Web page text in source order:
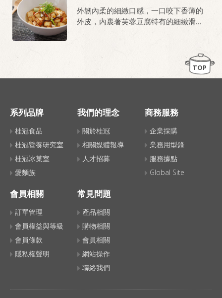
外韌內柔的細緻口感，一口咬下香薄的
外皮，內裹著芙蓉豆腐特有的細緻滑
TOP
系列品牌
桂冠食品
桂冠營養研究室
桂冠冰菓室
愛麵族
我們的理念
關於桂冠
相關媒體報導
人才招募
商務服務
企業採購
業務用型錄
服務據點
Global Site
會員相關
訂單管理
會員權益與等級
會員條款
隱私權聲明
常見問題
產品相關
購物相關
會員相關
網站操作
聯絡我們